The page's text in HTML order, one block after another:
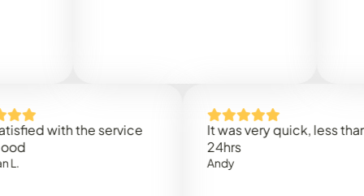
with the service
It was very quick, less than